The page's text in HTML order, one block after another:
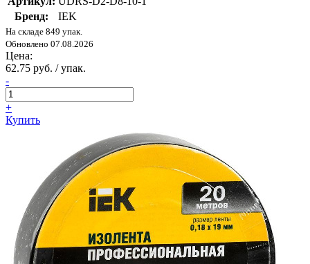
Бренд:
IEK
На складе 849 упак.
Обновлено 07.08.2026
Цена:
62.75 руб. / упак.
-
+
Купить